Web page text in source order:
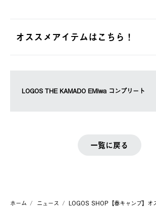
オススメアイテムはこちら！
LOGOS THE KAMADO EMiwa コンプリート
一覧に戻る
ホーム ニュース LOGOS SHOP【春キャンプ】オ